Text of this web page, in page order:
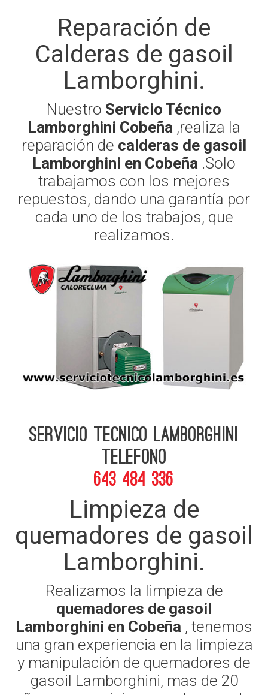
Reparación de
Calderas de gasoil
Lamborghini.
Nuestro Servicio Técnico
Lamborghini Cobeña ,realiza la
reparación de calderas de gasoil
Lamborghini en Cobeña .Solo
trabajamos con los mejores
repuestos, dando una garantía por
cada uno de los trabajos, que
realizamos.
Servicio Tecnico Lamborghini
telefono
643 484 336
Limpieza de
quemadores de gasoil
Lamborghini.
Realizamos la limpieza de
quemadores de gasoil
Lamborghini en Cobeña , tenemos
una gran experiencia en la limpieza
y manipulación de quemadores de
gasoil Lamborghini, mas de 20